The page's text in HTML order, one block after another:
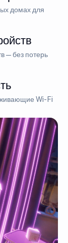
домах для
— без потерь
Wi-Fi